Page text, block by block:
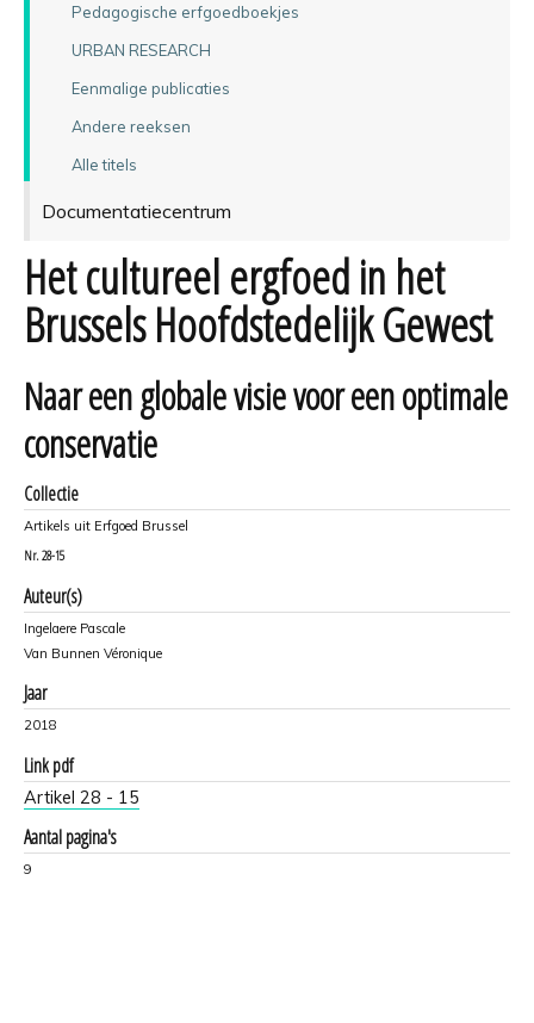
Pedagogische erfgoedboekjes
URBAN RESEARCH
Eenmalige publicaties
Andere reeksen
Alle titels
Documentatiecentrum
Het cultureel ergfoed in het
Brussels Hoofdstedelijk Gewest
Naar een globale visie voor een optimale
conservatie
Collectie
Artikels uit Erfgoed Brussel
Nr. 28-15
Auteur(s)
Ingelaere Pascale
Van Bunnen Véronique
Jaar
2018
Link pdf
Artikel 28 - 15
Aantal pagina's
9